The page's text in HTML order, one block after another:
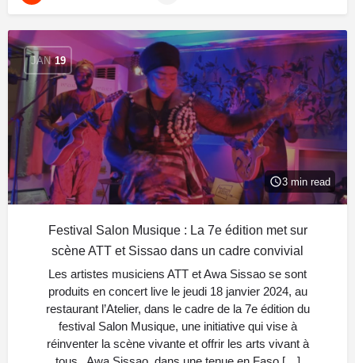
JAN 19
3 min read
Festival Salon Musique : La 7e édition met sur
scène ATT et Sissao dans un cadre convivial
Les artistes musiciens ATT et Awa Sissao se sont
produits en concert live le jeudi 18 janvier 2024, au
restaurant l’Atelier, dans le cadre de la 7e édition du
festival Salon Musique, une initiative qui vise à
réinventer la scène vivante et offrir les arts vivant à